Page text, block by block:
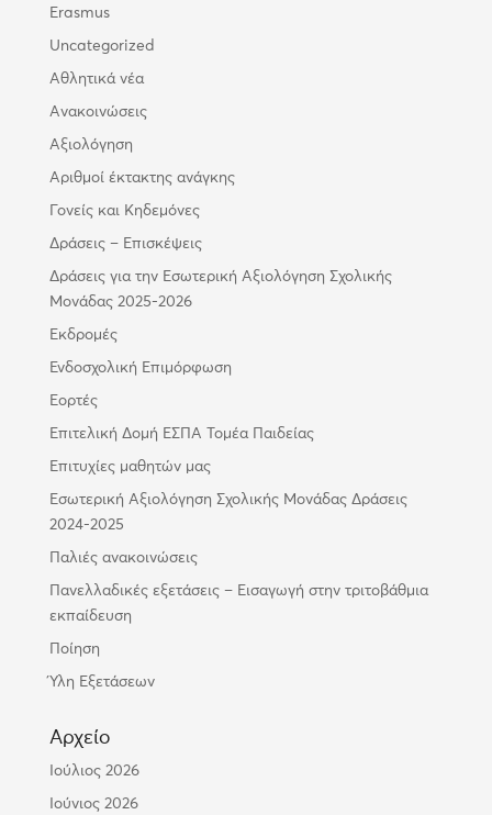
Erasmus
Uncategorized
Αθλητικά νέα
Ανακοινώσεις
Αξιολόγηση
Αριθμοί έκτακτης ανάγκης
Γονείς και Κηδεμόνες
Δράσεις – Επισκέψεις
Δράσεις για την Εσωτερική Αξιολόγηση Σχολικής
Μονάδας 2025-2026
Εκδρομές
Ενδοσχολική Επιμόρφωση
Εορτές
Επιτελική Δομή ΕΣΠΑ Τομέα Παιδείας
Επιτυχίες μαθητών μας
Εσωτερική Αξιολόγηση Σχολικής Μονάδας Δράσεις
2024-2025
Παλιές ανακοινώσεις
Πανελλαδικές εξετάσεις – Εισαγωγή στην τριτοβάθμια
εκπαίδευση
Ποίηση
Ύλη Εξετάσεων
Αρχείο
Ιούλιος 2026
Ιούνιος 2026